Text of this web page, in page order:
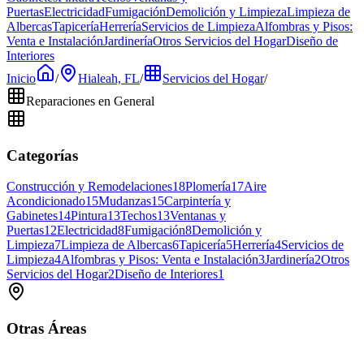
PuertasElectricidadFumigaciónDemolición y LimpiezaLimpieza de
AlbercasTapiceríaHerreríaServicios de LimpiezaAlfombras y Pisos:
Venta e InstalaciónJardineríaOtros Servicios del HogarDiseño de
Interiores
Inicio
/ Hialeah, FL/ Servicios del Hogar/
Reparaciones en General
Categorías
Construcción y Remodelaciones18Plomería17Aire
Acondicionado15Mudanzas15Carpintería y
Gabinetes14Pintura13Techos13Ventanas y
Puertas12Electricidad8Fumigación8Demolición y
Limpieza7Limpieza de Albercas6Tapicería5Herrería4Servicios de
Limpieza4Alfombras y Pisos: Venta e Instalación3Jardinería2Otros
Servicios del Hogar2Diseño de Interiores1
Otras Áreas